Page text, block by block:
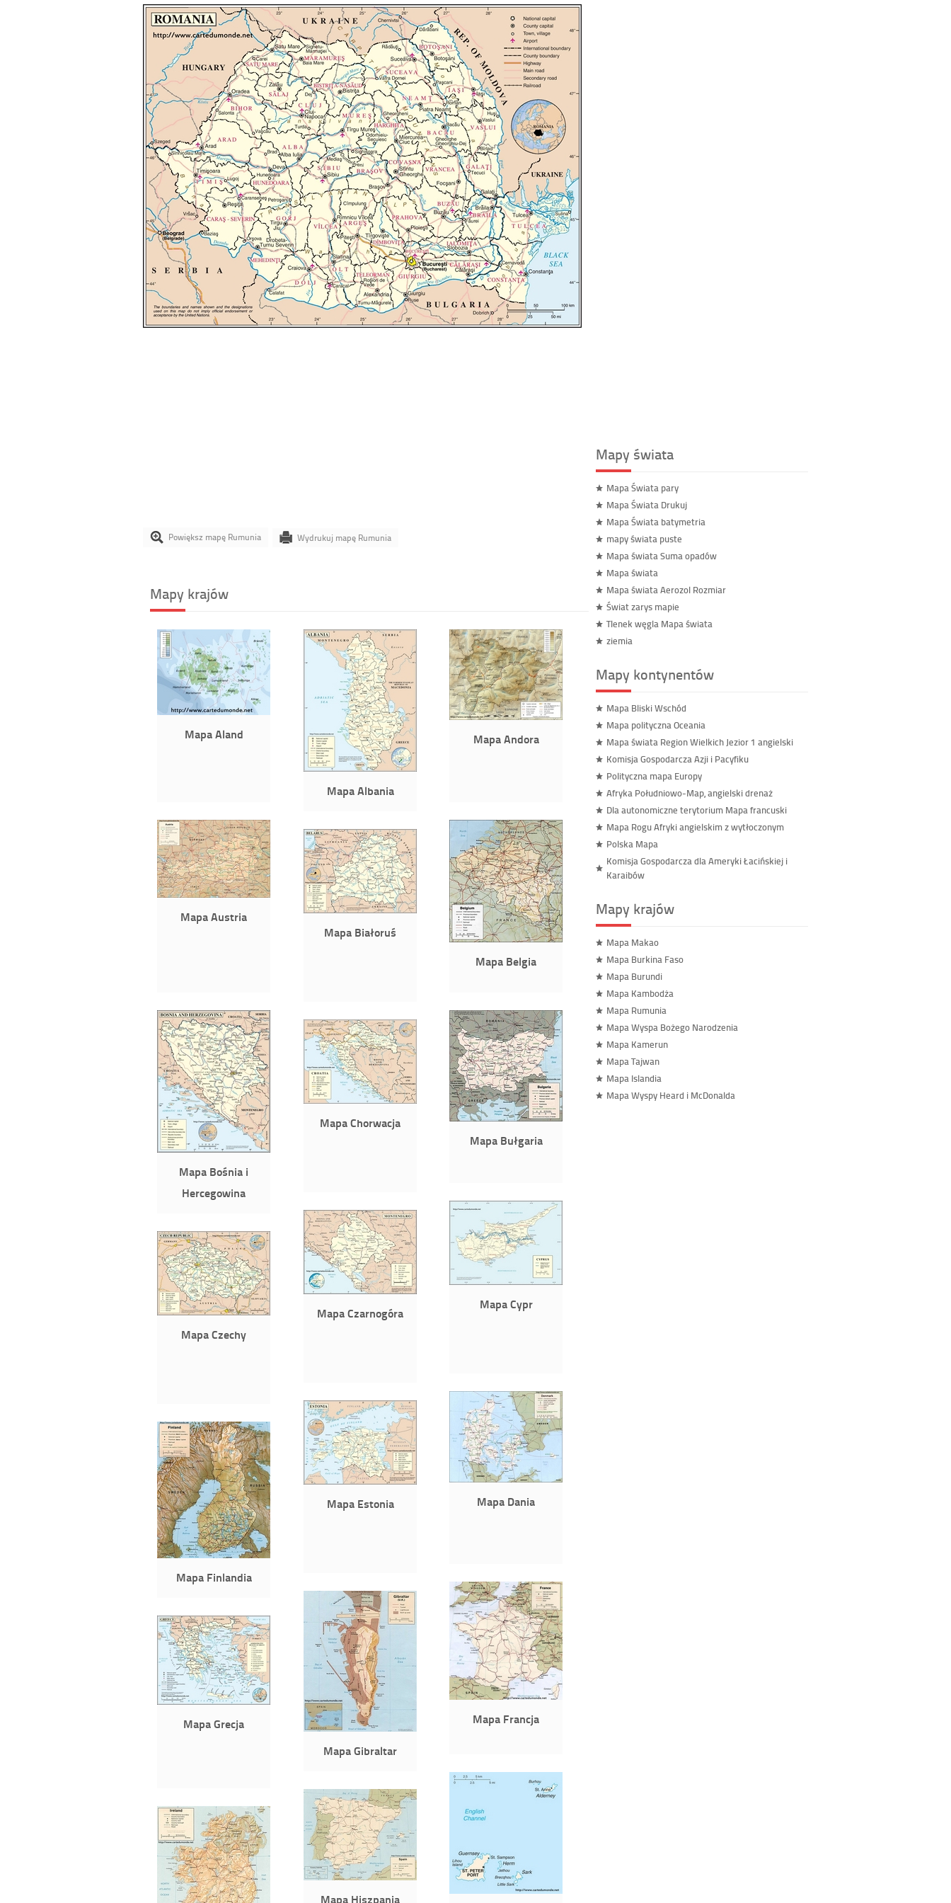
Powiększ mapę Rumunia Wydrukuj mapę Rumunia
Mapy krajów
Mapa Aland
Mapa Albania
Mapa Andora
Mapa Austria
Mapa Belgia
Mapa Białoruś
Mapa Bośnia i
Hercegowina
Mapa Bułgaria
Mapa Chorwacja
Mapa Cypr
Mapa Czarnogóra
Mapa Czechy
Mapa Dania
Mapa Estonia
Mapa Finlandia
Mapa Francja
Mapa Gibraltar
Mapa Grecja
Mapa Hiszpania
Mapy świata
Mapa Świata pary
Mapa Świata Drukuj
Mapa Świata batymetria
mapy świata puste
Mapa świata Suma opadów
Mapa świata
Mapa świata Aerozol Rozmiar
Świat zarys mapie
Tlenek węgla Mapa świata
ziemia
Mapy kontynentów
Mapa Bliski Wschód
Mapa polityczna Oceania
Mapa świata Region Wielkich Jezior 1 angielski
Komisja Gospodarcza Azji i Pacyfiku
Polityczna mapa Europy
Afryka Południowo-Map, angielski drenaż
Dla autonomiczne terytorium Mapa francuski
Mapa Rogu Afryki angielskim z wytłoczonym
Polska Mapa
Komisja Gospodarcza dla Ameryki Łacińskiej i
Karaibów
Mapy krajów
Mapa Makao
Mapa Burkina Faso
Mapa Burundi
Mapa Kambodża
Mapa Rumunia
Mapa Wyspa Bożego Narodzenia
Mapa Kamerun
Mapa Tajwan
Mapa Islandia
Mapa Wyspy Heard i McDonalda